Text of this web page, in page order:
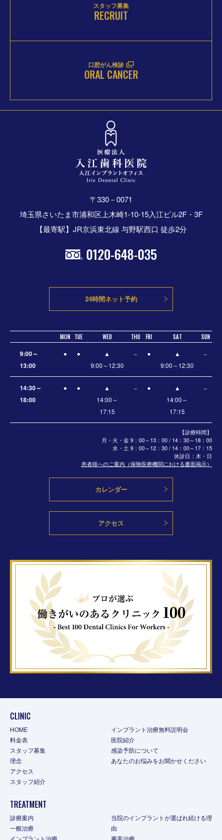
スタッフ募集
RECRUIT
口腔がん検診
ORAL CANCER
〒330－0071
埼玉県さいたま市浦和区上木崎1-10-15入江ビル2F・3F
【最寄駅】JR京浜東北線 与野駅西口 徒歩2分
0120-648-035
24時間ネット予約
MON TUE WED THU FRI SAT SUN
【診療時間】
月・火・金 9：00～13：00 / 14：30～18：00
水・土 9：00～12：30 / 14：00～17：15
休診日：木・日
患者様へのご案内（保険医療機関における書面掲示）
9:00～
13:00
● ●
▲
9:00～12:30
− ●
▲
9:00～12:30
−
14:30～
18:00
● ●
▲
14:00～
17:15
− ●
▲
14:00～
17:15
−
カレンダー
アクセス
CLINIC
HOME
料金表
スタッフ募集
理念
アクセス
スタッフ紹介
インプラント治療無料説明会
医院紹介
感染予防について
あなたのお悩みをお聞かせください
TREATMENT
診療案内
一般治療
当院のインプラントが選ばれ続ける理
由